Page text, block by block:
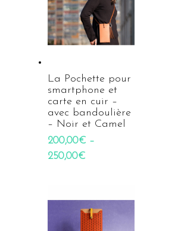
La Pochette pour
smartphone et
carte en cuir –
avec bandoulière
– Noir et Camel
200,00€ –
250,00€